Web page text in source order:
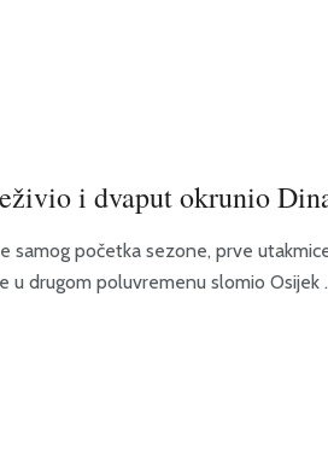
i dvaput okrunio
samog početka sezone, prve
u drugom poluvremenu slomio Osijek